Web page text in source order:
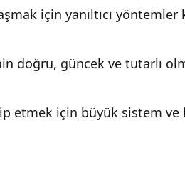
için yanıltıcı
doğru, güncek ve tutarlı
etmek için büyük sistem ve